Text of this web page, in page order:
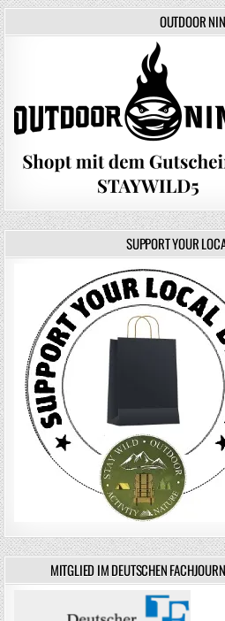
OUTDOOR
SUPPORT YOUR
MITGLIED IM DEUTSCHEN